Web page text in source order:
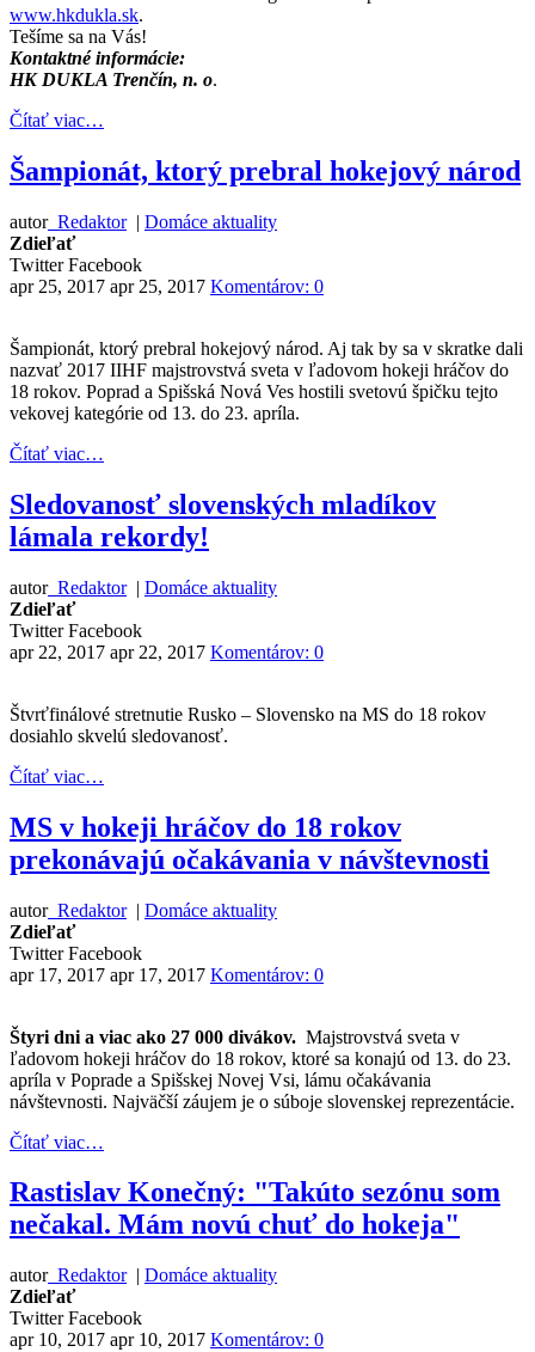
www.hkdukla.sk.
Tešíme sa na Vás!
Kontaktné informácie:
HK DUKLA Trenčín, n. o.
Čítať viac…
Šampionát, ktorý prebral hokejový národ
autor Redaktor | Domáce aktuality
Zdieľať
Twitter Facebook
apr 25, 2017 apr 25, 2017 Komentárov: 0
Šampionát, ktorý prebral hokejový národ. Aj tak by sa v skratke dali
nazvať 2017 IIHF majstrovstvá sveta v ľadovom hokeji hráčov do
18 rokov. Poprad a Spišská Nová Ves hostili svetovú špičku tejto
vekovej kategórie od 13. do 23. apríla.
Čítať viac…
Sledovanosť slovenských mladíkov
lámala rekordy!
autor Redaktor | Domáce aktuality
Zdieľať
Twitter Facebook
apr 22, 2017 apr 22, 2017 Komentárov: 0
Štvrťfinálové stretnutie Rusko – Slovensko na MS do 18 rokov
dosiahlo skvelú sledovanosť.
Čítať viac…
MS v hokeji hráčov do 18 rokov
prekonávajú očakávania v návštevnosti
autor Redaktor | Domáce aktuality
Zdieľať
Twitter Facebook
apr 17, 2017 apr 17, 2017 Komentárov: 0
Štyri dni a viac ako 27 000 divákov. Majstrovstvá sveta v
ľadovom hokeji hráčov do 18 rokov, ktoré sa konajú od 13. do 23.
apríla v Poprade a Spišskej Novej Vsi, lámu očakávania
návštevnosti. Najväčší záujem je o súboje slovenskej reprezentácie.
Čítať viac…
Rastislav Konečný: "Takúto sezónu som
nečakal. Mám novú chuť do hokeja"
autor Redaktor | Domáce aktuality
Zdieľať
Twitter Facebook
apr 10, 2017 apr 10, 2017 Komentárov: 0